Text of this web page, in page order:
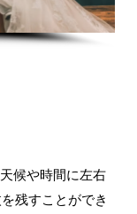
候や時間に左右
残すことができ